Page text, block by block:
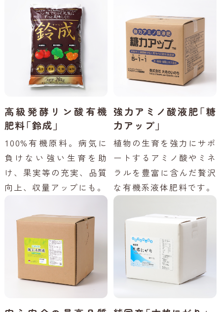
高級発酵リン酸有機
肥料「鈴成」
100%有機原料。病気に
負けない強い生育を助
け、果実等の充実、品質
向上、収量アップにも。
強力アミノ酸液肥「糖
力アップ」
植物の生育を強力にサポ
ートするアミノ酸やミネ
ラルを豊富に含んだ贅沢
な有機系液体肥料です。